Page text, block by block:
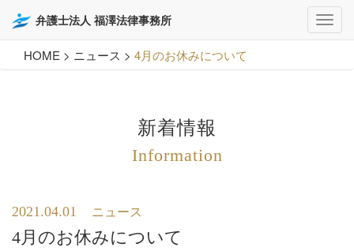
弁護士法人 福澤法律事務所
HOME > ニュース > 4月のお休みについて
新着情報
Information
2021.04.01 ニュース
4月のお休みについて